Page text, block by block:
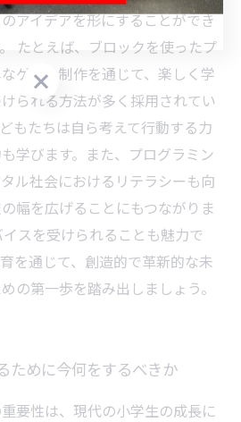
アイデアを形にすることができ
たとえば、ブロックを使ったプ
ゲーム制作を通じて、楽しく学
られる方法が多く採用されてい
もたちは自ら考えて行動する力
学びます。また、プログラミン
ル社会におけるリテラシーも向
幅を広げることにもつながりま
スを受けられることも魅力で
を通じて、創造的で革新的な未
の第一歩を踏み出しましょう。
ために今何をするべきか
要性は、現代の小学生の成長に